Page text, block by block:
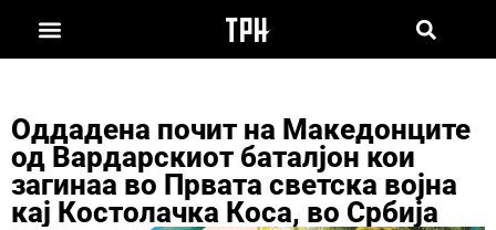
Оддадена почит на Македонците
од Вардарскиот баталјон кои
загинаа во Првата светска војна
кај Костолачка Коса, во Србија